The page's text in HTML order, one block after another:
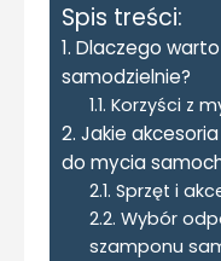
Spis treści:
Dlaczego
samodzielnie?
Korzyści z
Jakie
do mycia
Sprzęt i
Wybór
szamponu